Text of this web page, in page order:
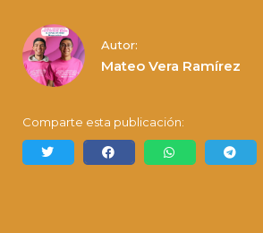
Autor:
Mateo Vera Ramírez
Comparte esta publicación: